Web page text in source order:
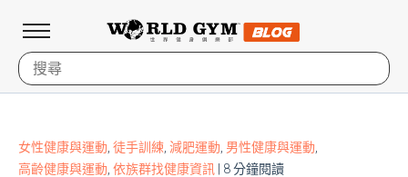
女性健康與運動 徒手訓練 減肥運動 男性健康與運動
高齡健康與運動 依族群找健康資訊 | 8 分鐘閱讀